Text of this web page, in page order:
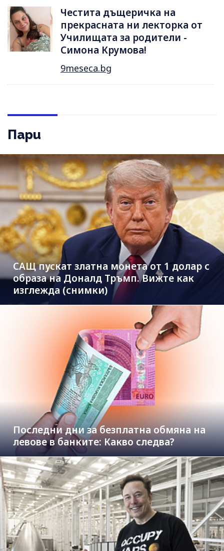
Честита дъщеричка на
прекрасната ни лекторка от
Училищата за родители -
Симона Крумова!
9meseca.bg
Пари
САЩ пускат златна монета от 1 долар с
образа на Доналд Тръмп. Вижте как
изглежда (снимки)
Последни дни за безплатна обмяна на
левове в банките: Какво следва?